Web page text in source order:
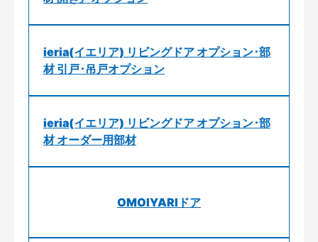
ieria(イエリア) リビングドア オプション･部
材 引戸･吊戸オプション
ieria(イエリア) リビングドア オプション･部
材 オーダー用部材
OMOIYARIドア